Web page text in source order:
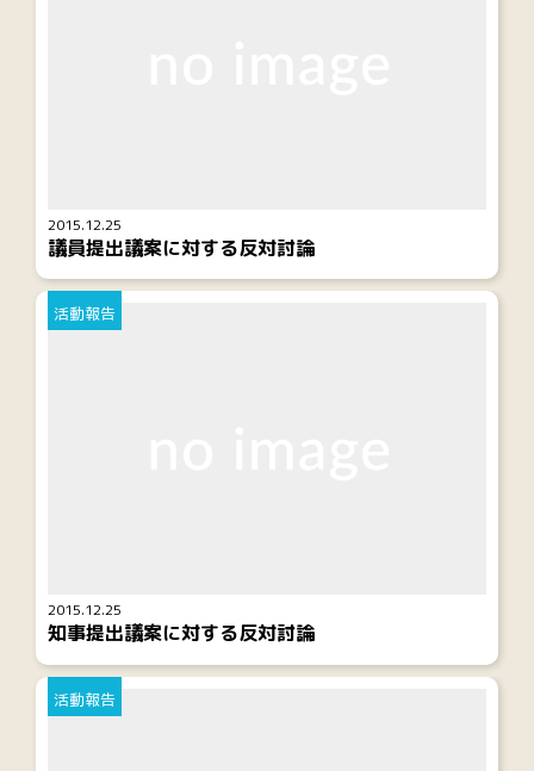
2015.12.25
議員提出議案に対する反対討論
2015.12.25
活動報告
知事提出議案に対する反対討論
活動報告